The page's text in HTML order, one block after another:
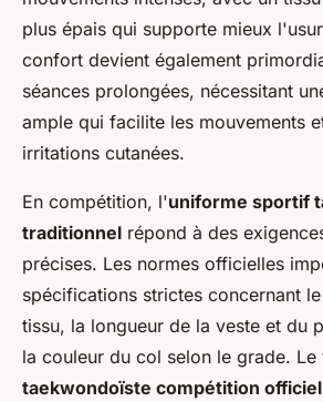
plus épais qui supporte mieux
confort devient également
séances prolongées, nécessitant
ample qui facilite les mouvements
irritations cutanées.
En compétition, l'uniforme sportif
traditionnel répond à des
précises. Les normes officielles
spécifications strictes concernant
tissu, la longueur de la veste et du
la couleur du col selon le grade. Le
taekwondoïste compétition